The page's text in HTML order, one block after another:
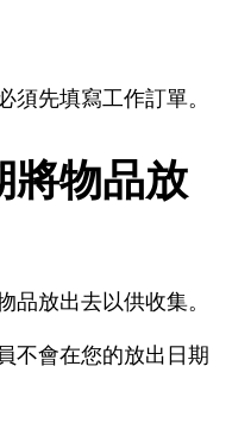
須先填寫工作訂單。
將物品放
放出去以供收集。
不會在您的放出日期